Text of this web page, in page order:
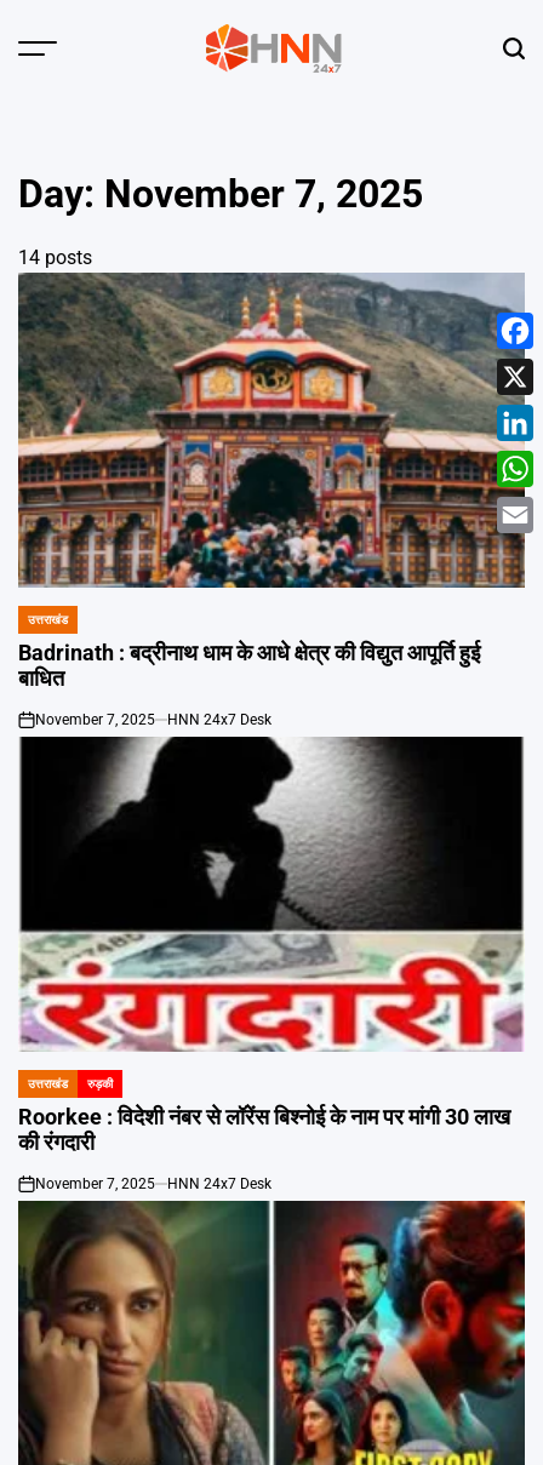
Menu
Day: November 7, 2025
14 posts
POSTED
IN
उत्तराखंड
Badrinath : बद्रीनाथ धाम के आधे क्षेत्र की विद्युत आपूर्ति हुई
बाधित
on
November 7, 2025 HNN 24x7 Desk
POSTED
IN
उत्तराखंड रुड़की
Roorkee : विदेशी नंबर से लॉरेंस बिश्नोई के नाम पर मांगी 30 लाख
की रंगदारी
on
November 7, 2025 HNN 24x7 Desk
X